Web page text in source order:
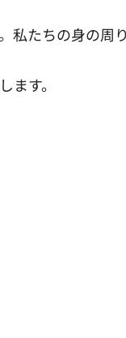
私たちの身の周
す。